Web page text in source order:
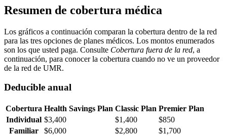
Resumen de cobertura médica
Los gráficos a continuación comparan la cobertura dentro de la red
para las tres opciones de planes médicos. Los montos enumerados
son los que usted paga. Consulte Cobertura fuera de la red, a
continuación, para conocer la cobertura cuando no ve un proveedor
de la red de UMR.
Deducible anual
Cobertura Health Savings Plan Classic Plan Premier Plan
Individual $3,400 $1,400
$850
Familiar
$6,000 $2,800 $1,700